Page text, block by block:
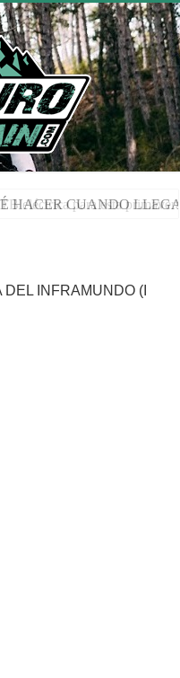
HACER CUANDO
DEL INFRAMUNDO (I